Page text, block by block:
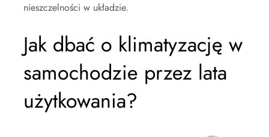
nieszczelności w układzie.
Jak dbać o klimatyzację w
samochodzie przez lata
użytkowania?